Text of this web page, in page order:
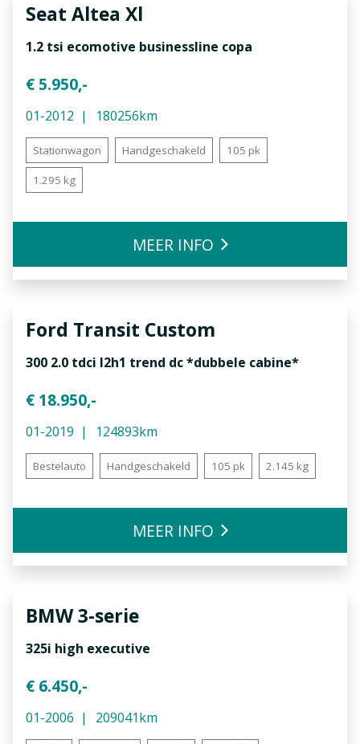
Seat Altea Xl
1.2 tsi ecomotive businessline copa
€ 5.950,-
01-2012 180256km
Stationwagon Handgeschakeld 105 pk
1.295 kg
MEER INFO
Ford Transit Custom
300 2.0 tdci l2h1 trend dc *dubbele cabine*
€ 18.950,-
01-2019 124893km
Bestelauto Handgeschakeld 105 pk 2.145 kg
MEER INFO
BMW3-serie
325i high executive
€ 6.450,-
01-2006 209041km